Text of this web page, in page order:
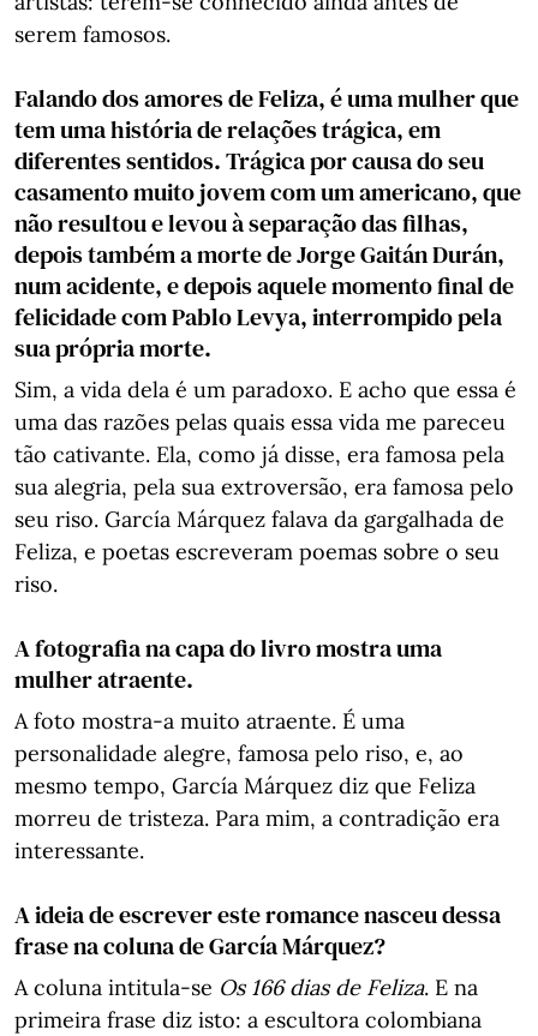
serem famosos.
Falando dos amores de Feliza, é uma mulher que
tem uma história de relações trágica, em
diferentes sentidos. Trágica por causa do seu
casamento muito jovem com um americano, que
não resultou e levou à separação das filhas,
depois também a morte de Jorge Gaitán Durán,
num acidente, e depois aquele momento final de
felicidade com Pablo Levya, interrompido pela
sua própria morte.
Sim, a vida dela é um paradoxo. E acho que essa é
uma das razões pelas quais essa vida me pareceu
tão cativante. Ela, como já disse, era famosa pela
sua alegria, pela sua extroversão, era famosa pelo
seu riso. García Márquez falava da gargalhada de
Feliza, e poetas escreveram poemas sobre o seu
riso.
A fotografia na capa do livro mostra uma
mulher atraente.
A foto mostra-a muito atraente. É uma
personalidade alegre, famosa pelo riso, e, ao
mesmo tempo, García Márquez diz que Feliza
morreu de tristeza. Para mim, a contradição era
interessante.
A ideia de escrever este romance nasceu dessa
frase na coluna de García Márquez?
A coluna intitula-se Os 166 dias de Feliza. E na
primeira frase diz isto: a escultora colombiana